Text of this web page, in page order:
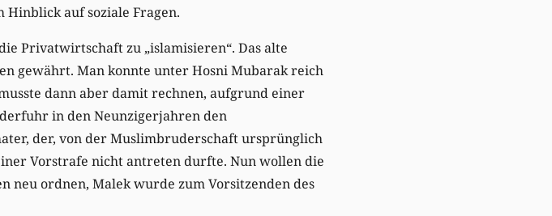
auf soziale Fragen.
Privatwirtschaft zu „islamisieren“. Das alte
gewährt. Man konnte unter Hosni Mubarak reich
dann aber damit rechnen, aufgrund einer
in den Neunzigerjahren den
der, von der Muslimbruderschaft ursprünglich
Vorstrafe nicht antreten durfte. Nun wollen die
neu ordnen, Malek wurde zum Vorsitzenden des